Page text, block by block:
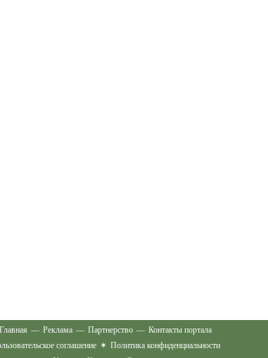
Главная — Реклама — Партнерство — Контакты портала
соглашение ✶ Политика конфиденциальности